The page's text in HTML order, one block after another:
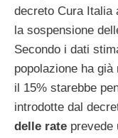
decreto Cura Italia
la sospensione
Secondo i dati
popolazione ha
il 15% starebbe
introdotte dal
delle rate prevede